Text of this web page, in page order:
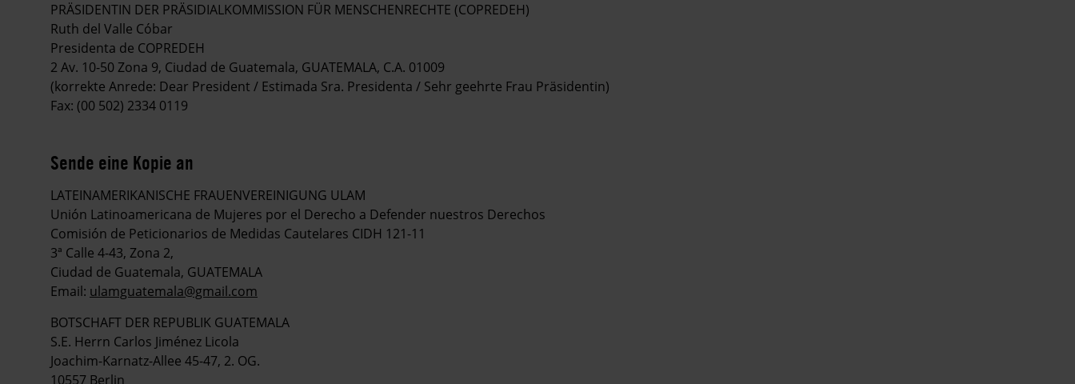
PRÄSIDENTIN DER PRÄSIDIALKOMMISSION FÜR MENSCHENRECHTE (COPREDEH)
Ruth del Valle Cóbar
Presidenta de COPREDEH
2 Av. 10-50 Zona 9, Ciudad de Guatemala, GUATEMALA, C.A. 01009
(korrekte Anrede: Dear President / Estimada Sra. Presidenta / Sehr geehrte Frau Präsidentin)
Fax: (00 502) 2334 0119
Sende eine Kopie an
LATEINAMERIKANISCHE FRAUENVEREINIGUNG ULAM
Unión Latinoamericana de Mujeres por el Derecho a Defender nuestros Derechos
Comisión de Peticionarios de Medidas Cautelares CIDH 121-11
3ª Calle 4-43, Zona 2,
Ciudad de Guatemala, GUATEMALA
Email: ulamguatemala@gmail.com
BOTSCHAFT DER REPUBLIK GUATEMALA
S.E. Herrn Carlos Jiménez Licola
Joachim-Karnatz-Allee 45-47, 2. OG.
10557 Berlin